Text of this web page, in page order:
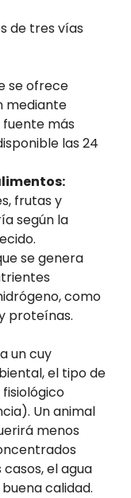
de tres vías
se ofrece
mediante
más
las 24
frutas y
según la
se genera
como
proteínas.
un cuy
el tipo de
Un animal
menos
el agua
calidad.